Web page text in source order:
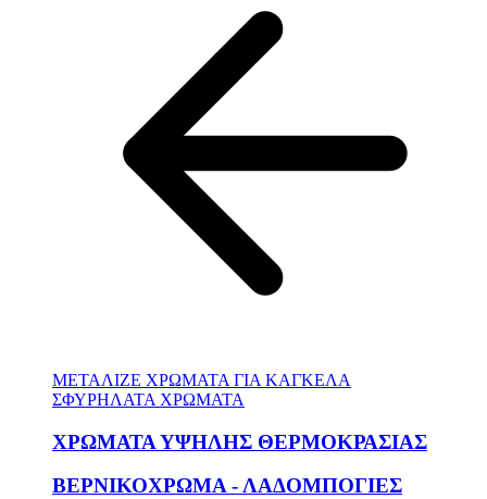
ΜΕΤΑΛΙΖΕ ΧΡΩΜΑΤΑ ΓΙΑ ΚΑΓΚΕΛΑ
ΣΦΥΡΗΛΑΤΑ ΧΡΩΜΑΤΑ
ΧΡΩΜΑΤΑ ΥΨΗΛΗΣ ΘΕΡΜΟΚΡΑΣΙΑΣ
ΒΕΡΝΙΚΟΧΡΩΜΑ - ΛΑΔΟΜΠΟΓΙΕΣ